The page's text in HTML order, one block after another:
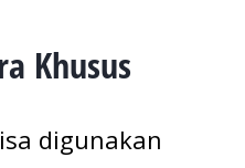
Khusus
digunakan